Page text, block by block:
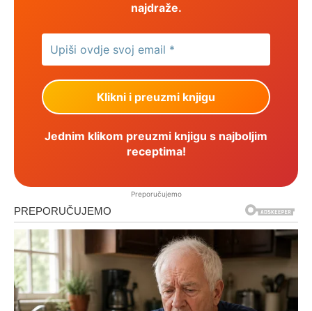
najdraže.
Jednim klikom preuzmi knjigu s najboljim
receptima!
Preporučujemo